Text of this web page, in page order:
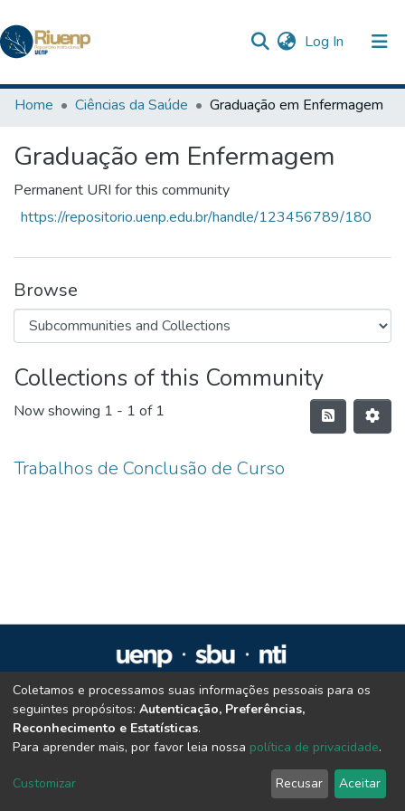
Log In (current)
Communities & Collections
The Repository
Home Ciências da Saúde Graduação em Enfermagem
Graduação em Enfermagem
Permanent URI for this community
https://repositorio.uenp.edu.br/handle/123456789/180
Browse
Collections of this Community
Now showing 1 - 1 of 1
Trabalhos de Conclusão de Curso
Repositório Institucional da UENP
repositorio@uenp.edu.br
Cookie settings | Privacy policy | End User Agreement Send Feedback
Coletamos e processamos suas informações pessoais para os
seguintes propósitos: Autenticação, Preferências,
Reconhecimento e Estatísticas.
Para aprender mais, por favor leia nossa política de privacidade.
Customizar Recusar Aceitar